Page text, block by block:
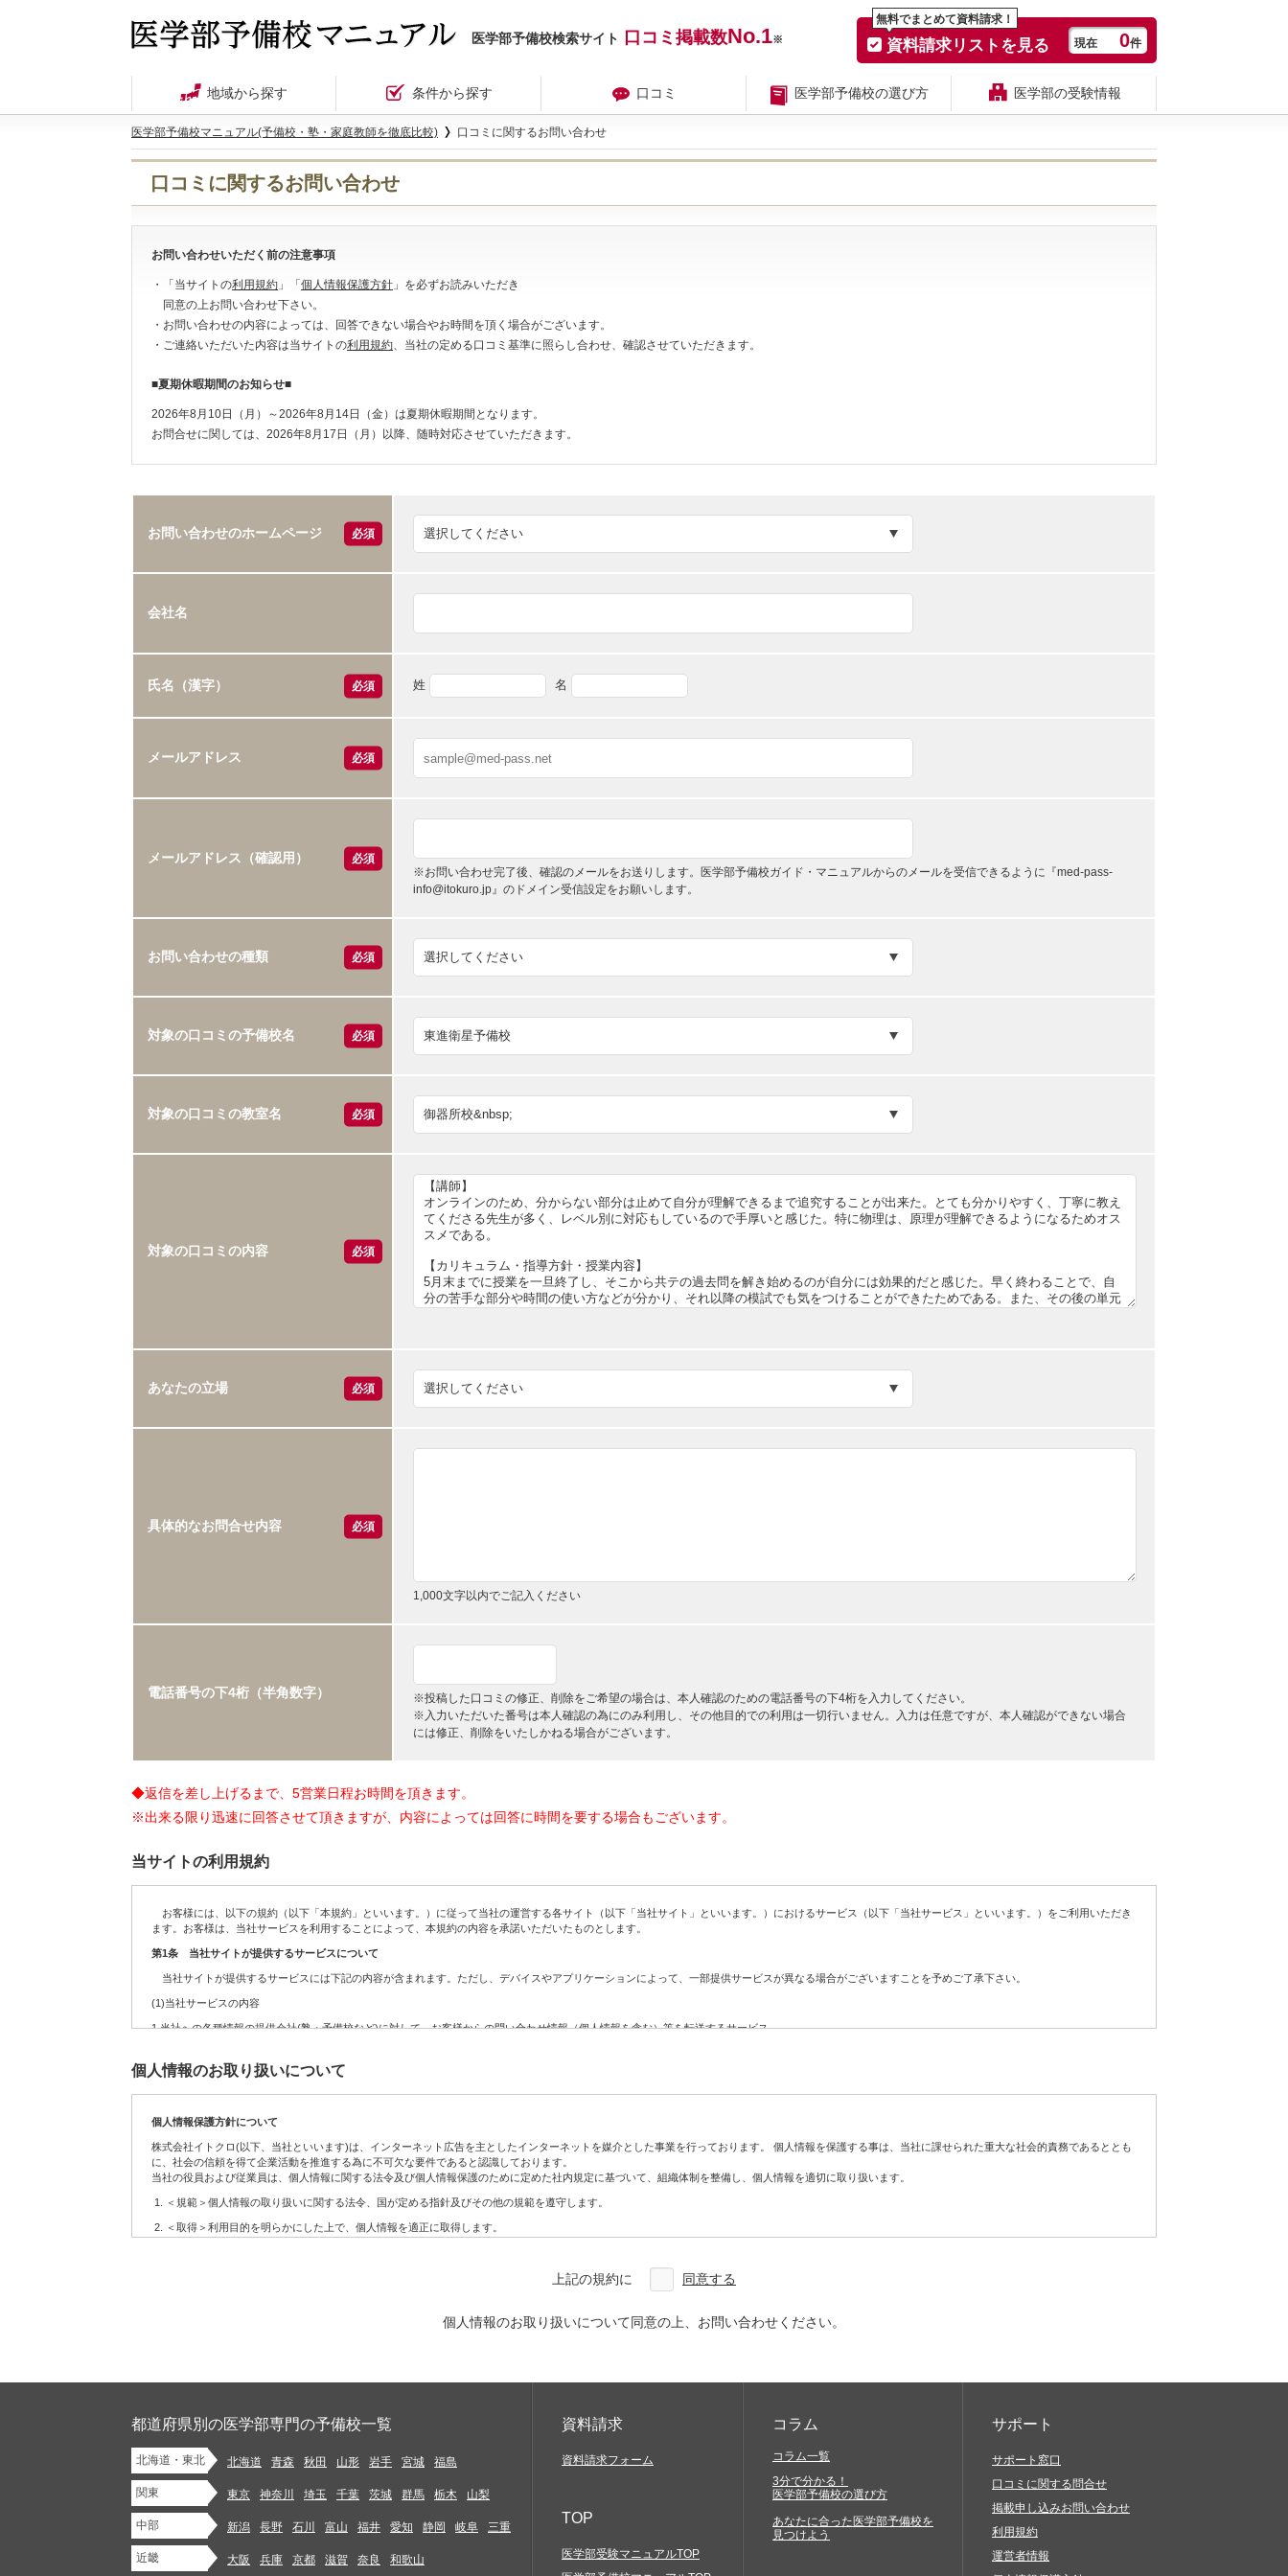
医学部予備校検索サイト 口コミ掲載数No.1※
無料でまとめて資料請求！
資料請求リストを見る 現在 0件
地域から探す 条件から探す 口コミ 医学部予備校の選び方 医学部の受験情報
医学部予備校マニュアル(予備校・塾・家庭教師を徹底比較) 口コミに関するお問い合わせ
口コミに関するお問い合わせ
お問い合わせいただく前の注意事項
・「当サイトの利用規約 」「 個人情報保護方針 」を必ずお読みいただき
同意の上お問い合わせ下さい。
・お問い合わせの内容によっては、回答できない場合やお時間を頂く場合がございます。
・ご連絡いただいた内容は当サイトの利用規約、当社の定める口コミ基準に照らし合わせ、確認させていただきます。
■夏期休暇期間のお知らせ■
2026年8月10日（月）～2026年8月14日（金）は夏期休暇期間となります。
お問合せに関しては、2026年8月17日（月）以降、随時対応させていただきます。
お問い合わせのホームページ 必須
会社名
氏名（漢字） 必須 姓 名
メールアドレス 必須
メールアドレス（確認用）
必須
※お問い合わせ完了後、確認のメールをお送りします。医学部予備校ガイド・マニュアルからのメールを受信できるように『med-pass-
info@itokuro.jp』のドメイン受信設定をお願いします。
お問い合わせの種類 必須
対象の口コミの予備校名 必須
対象の口コミの教室名 必須
対象の口コミの内容 必須
あなたの立場 必須
具体的なお問合せ内容 必須
1,000文字以内でご記入ください
電話番号の下4桁（半角数字）
※投稿した口コミの修正、削除をご希望の場合は、本人確認のための電話番号の下4桁を入力してください。
※入力いただいた番号は本人確認の為にのみ利用し、その他目的での利用は一切行いません。入力は任意ですが、本人確認ができない場合
には修正、削除をいたしかねる場合がございます。
◆返信を差し上げるまで、5営業日程お時間を頂きます。
※出来る限り迅速に回答させて頂きますが、内容によっては回答に時間を要する場合もございます。
当サイトの利用規約
お客様には、以下の規約（以下「本規約」といいます。）に従って当社の運営する各サイト（以下「当社サイト」といいます。）におけるサービス（以下「当社サービス」といいます。）をご利用いただき
ます。お客様は、当社サービスを利用することによって、本規約の内容を承諾いただいたものとします。
第1条 当社サイトが提供するサービスについて
当社サイトが提供するサービスには下記の内容が含まれます。ただし、デバイスやアプリケーションによって、一部提供サービスが異なる場合がございますことを予めご了承下さい。
(1)当社サービスの内容
1.当社への各種情報の提供会社(塾・予備校など)に対して、お客様からの問い合わせ情報（個人情報を含む）等を転送するサービス
3.定期・不定期に実施する各種のキャンペーンサービス
5.お客様が送信(発信)するコンテンツの募集、及び掲載
6.配信の許可を得たお客様に対して配信するメールマガジン・DM
7.その他上記に関連するサービス
(2)当社サービスの利用に当たって注意事項
お客様が当社サービスをご利用になる場合には、WEBにアクセスしていただく必要があります。お客様には、自らの責任と費用で必要な機器やソフトウェア、通信手段等をご用意いただき、それらを適切に
当社は当社サービスの内容の正確性・信頼性・完全性や確実な提供、アクセス結果などにつきましては一切保証しておりません。
2.未成年者の健全な保護育成を害するような行為をすること
3.法令や条例に違反する行為を行うこと
4.自分以外の人物を名乗ったり、代表権や代理権がないにもかかわらず会社などの組織を名乗ったり、または他の人物や組織と提携、協力関係にあると偽ったりすること（過失に基づき誤認した場合も含む）
5.他のお客様または第三者との間での、売買等金銭的な利害の発生する行為及び代価性のない物品の交換や贈与等経済的な利害関係の生じること、並びにその他営利を目的とする一切のこと
6. 商業用の広告、宣伝を目的としたコンテンツ、ジャンクメール、スパムメール、チェーンレター、無限連鎖講、その他勧誘を目的とするコンテンツを送信（発信）すること
7. 法令または本規約において認められている場合を除き、当社サイトの提供する情報を当社の事前の同意なく、複写、もしくはその他の方法により再生、複製、公開、送信、頒布、翻訳、翻案、転載、再利用
個人情報のお取り扱いについて
個人情報保護方針について
株式会社イトクロ(以下、当社といいます)は、インターネット広告を主としたインターネットを媒介とした事業を行っております。 個人情報を保護する事は、当社に課せられた重大な社会的責務であるととも
に、社会の信頼を得て企業活動を推進する為に不可欠な要件であると認識しております。
当社の役員および従業員は、個人情報に関する法令及び個人情報保護のために定めた社内規定に基づいて、組織体制を整備し、個人情報を適切に取り扱います。
＜規範＞個人情報の取り扱いに関する法令、国が定める指針及びその他の規範を遵守します。
＜取得＞利用目的を明らかにした上で、個人情報を適正に取得します。
＜安全管理＞個人情報への不正アクセス、紛失、破壊、改ざん、漏えいなどの危険を十分に認識し、合理的な安全対策を実施するとともに、問題が発生した場合は適切な是正措置を講じ、個人情報の厳重な
＜開示・苦情＞当社では、取り扱う個人情報について、本人から開示、訂正、利用停止、削除及び苦情相談等のお問い合わせがあった場合は法律に基づき適正に対応します。
改訂：2007年7月30日
改訂：2013年12月10日
株式会社イトクロ 代表取締役 CEO 山木 学
代表取締役 COO 領下 崇
【個人情報に関するお問い合わせ】
株式会社イトクロ 開発部長info.privacy@itokuro.jp
〒141-0021 東京都品川区上大崎３丁目１番１号 JR東急目黒ビル4F
当社における個人情報の取扱いについて
上記の規約に 同意する
個人情報のお取り扱いについて同意の上、お問い合わせください。
都道府県別の医学部専門の予備校一覧
北海道・東北 北海道 青森 秋田 山形 岩手 宮城 福島
関東 東京 神奈川 埼玉 千葉 茨城 群馬 栃木 山梨
中部 新潟 長野 石川 富山 福井 愛知 静岡 岐阜 三重
近畿 大阪 兵庫 京都 滋賀 奈良 和歌山
資料請求
資料請求フォーム
TOP
医学部受験マニュアルTOP
コラム
コラム一覧
3分で分かる！
医学部予備校の選び方
あなたに合った医学部予備校を
見つけよう
サポート
サポート窓口
口コミに関する問合せ
掲載申し込みお問い合わせ
利用規約
運営者情報